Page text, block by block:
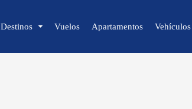
Destinos Vuelos Apartamentos Vehículos